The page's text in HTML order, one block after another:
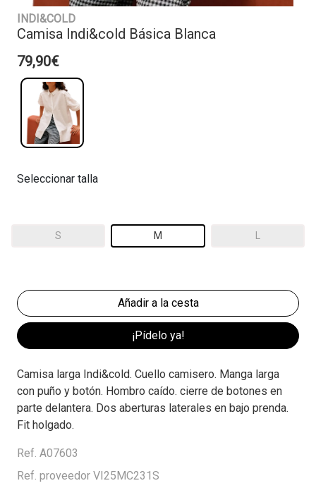
INDI&COLD
Camisa Indi&cold Básica Blanca
79,90€
Seleccionar talla
S M L
¡Pídelo ya!
Camisa larga Indi&cold. Cuello camisero. Manga larga
con puño y botón. Hombro caído. cierre de botones en
parte delantera. Dos aberturas laterales en bajo prenda.
Fit holgado.
Ref. A07603
Ref. proveedor VI25MC231S